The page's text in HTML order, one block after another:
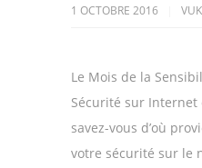
1 OCTOBRE 2016
Le Mois de la
Sécurité sur Internet
savez-vous d’où
votre sécurité sur le